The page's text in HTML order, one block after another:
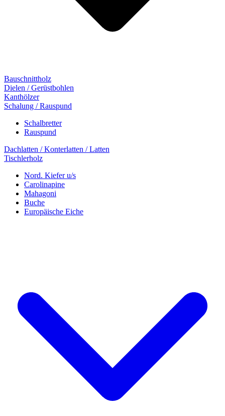
Bauschnittholz
Dielen / Gerüstbohlen
Kanthölzer
Schalung / Rauspund
Schalbretter
Rauspund
Dachlatten / Konterlatten / Latten
Tischlerholz
Nord. Kiefer u/s
Carolinapine
Mahagoni
Buche
Europäische Eiche